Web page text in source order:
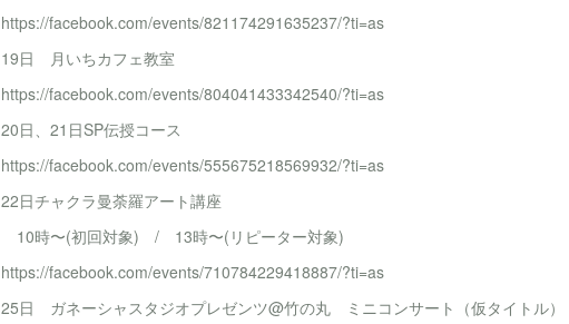
https://facebook.com/events/821174291635237/?ti=as
19日 月いちカフェ教室
https://facebook.com/events/804041433342540/?ti=as
20日、21日SP伝授コース
https://facebook.com/events/555675218569932/?ti=as
22日チャクラ曼荼羅アート講座
10時〜(初回対象) / 13時〜(リピーター対象)
https://facebook.com/events/710784229418887/?ti=as
25日 ガネーシャスタジオプレゼンツ@竹の丸 ミニコンサート（仮タイトル）